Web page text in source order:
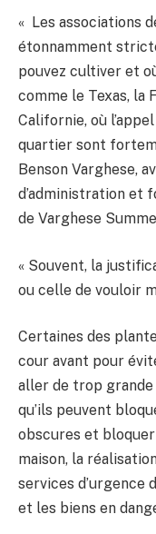
« Les associations
étonnamment
pouvez cultiver et
comme le Texas, la
Californie, où
quartier sont
Benson Varghese,
d’administration et
de Varghese
« Souvent, la
ou celle de vouloir
Certaines des
cour avant pour
aller de trop
qu’ils peuvent
obscures et bloquer
maison, la
services d’urgence
et les biens en